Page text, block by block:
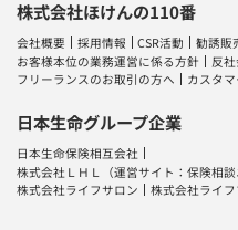
株式会社ほけんの110番
会社概要 採用情報 CSR活動
勧誘販
お客様本位の業務運営に係る方針
反
フリーランスのお取引の方へ
カスタ
日本生命グループ企業
日本生命保険相互会社
株式会社ＬＨＬ
（運営サイト：保険相
株式会社ライフサロン
株式会社ライ